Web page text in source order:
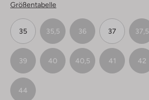
Größentabelle
35 35,5 36 37 37,5
39 40 40,5 41 42
44